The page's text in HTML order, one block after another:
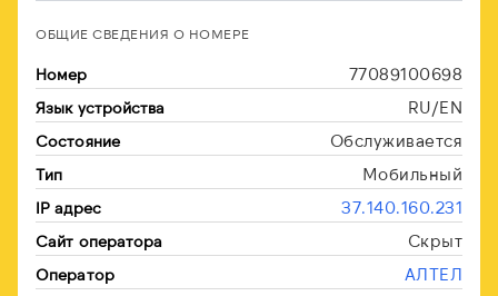
ОБЩИЕ СВЕДЕНИЯ О НОМЕРЕ
Номер 77089100698
Язык устройства RU/EN
Состояние Обслуживается
Тип Мобильный
IP адрес 37.140.160.231
Сайт оператора Скрыт
Оператор АЛТЕЛ